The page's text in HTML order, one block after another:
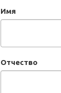
Имя
Отчество